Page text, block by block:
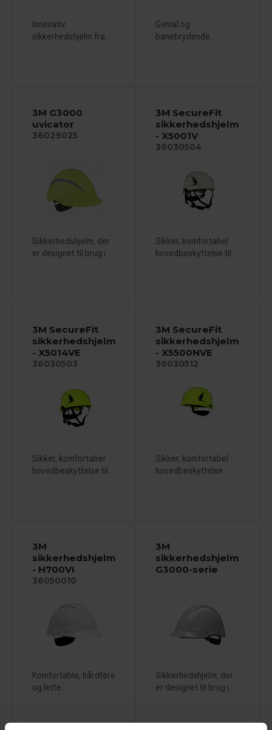
Innovativ
sikkerhedshjelm fra...
Genial og
banebrydende...
3M G3000
uvicator
36029025
Sikkerhedshjelm, der
er designet til brug i...
3M SecureFit
sikkerhedshjelm
- X5001V
36030504
Sikker, komfortabel
hovedbeskyttelse til...
3M SecureFit
sikkerhedshjelm
- X5014VE
36030503
Sikker, komfortabel
hovedbeskyttelse til...
3M SecureFit
sikkerhedshjelm
- X5500NVE
36030512
Sikker, komfortabel
hovedbeskyttelse...
3M
sikkerhedshjelm
- H700VI
36050010
Komfortable, hårdføre
og lette...
3M
sikkerhedshjelm
G3000-serie
Sikkerhedshjelm, der
er designet til brug i...